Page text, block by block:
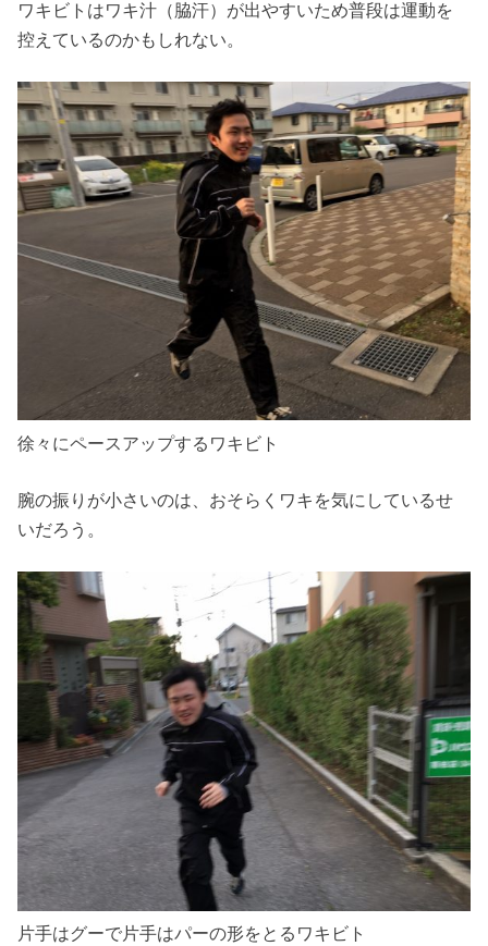
ワキビトはワキ汁（脇汗）が出やすいため普段は運動を
控えているのかもしれない。
徐々にペースアップするワキビト
腕の振りが小さいのは、おそらくワキを気にしているせ
いだろう。
片手はグーで片手はパーの形をとるワキビト